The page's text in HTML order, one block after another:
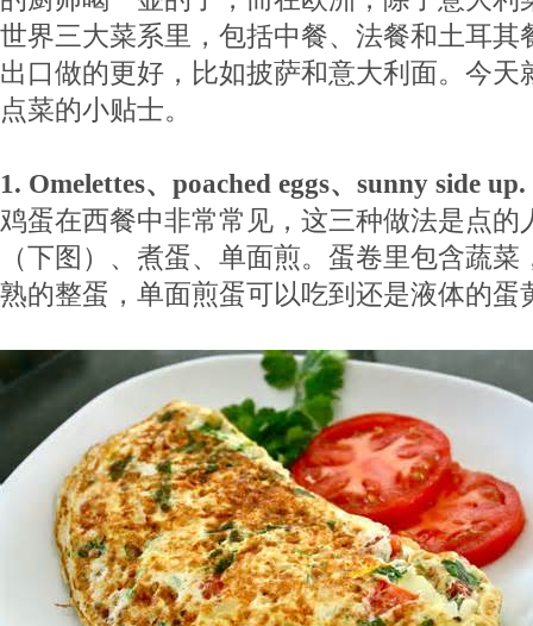
世界三大菜系里，包括中餐、法餐和土耳其
出口做的更好，比如披萨和意大利面。今天
点菜的小贴士。
1. Omelettes、poached eggs、sunny side up.
鸡蛋在西餐中非常常见，这三种做法是点的
（下图）、煮蛋、单面煎。蛋卷里包含蔬
熟的整蛋，单面煎蛋可以吃到还是液体的蛋